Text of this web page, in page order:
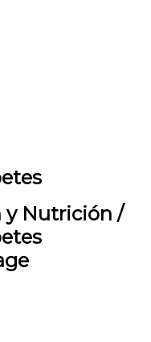
y Nutrición /